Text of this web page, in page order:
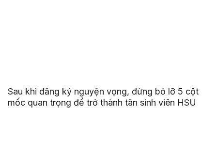
Sau khi đăng ký nguyện vọng, đừng bỏ lỡ 5 cột
mốc quan trọng để trở thành tân sinh viên HSU